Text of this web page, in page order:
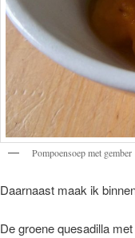
Pompoensoep met gember
Daarnaast maak ik
De groene quesadilla